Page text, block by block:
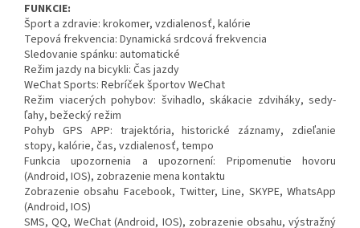
FUNKCIE:
Šport a zdravie: krokomer, vzdialenosť, kalórie
Tepová frekvencia: Dynamická srdcová frekvencia
Sledovanie spánku: automatické
Režim jazdy na bicykli: Čas jazdy
WeChat Sports: Rebríček športov WeChat
Režim viacerých pohybov: švihadlo, skákacie zdviháky, sedy-
ľahy, bežecký režim
Pohyb GPS APP: trajektória, historické záznamy, zdieľanie
stopy, kalórie, čas, vzdialenosť, tempo
Funkcia upozornenia a upozornení: Pripomenutie hovoru
(Android, IOS), zobrazenie mena kontaktu
Zobrazenie obsahu Facebook, Twitter, Line, SKYPE, WhatsApp
(Android, IOS)
SMS, QQ, WeChat (Android, IOS), zobrazenie obsahu, výstražný